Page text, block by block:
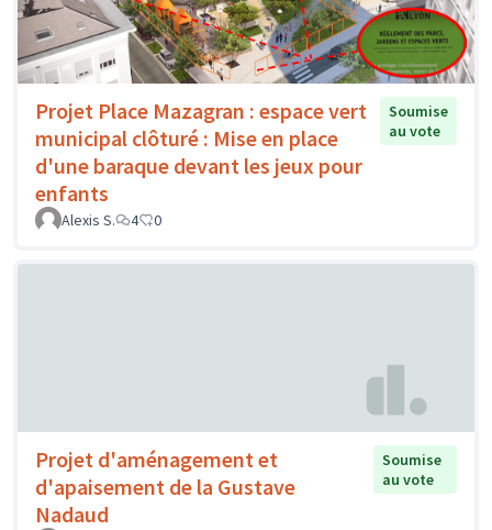
Projet Place Mazagran : espace vert
municipal clôturé : Mise en place
d'une baraque devant les jeux pour
enfants
Soumise
au vote
Alexis S. 4 0
Projet d'aménagement et
d'apaisement de la Gustave
Nadaud
Soumise
au vote